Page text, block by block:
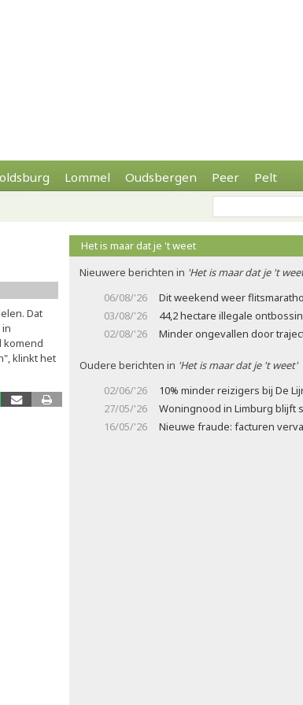
Lommel Oudsbergen Peer Pelt
Dat
komend
klinkt het
Het is maar dat je 't weet
Nieuwere berichten in 'Het is maar dat je 't
06/08/'26
Dit weekend weer
03/08/'26
44,2 hectare illegale
02/08/'26
Minder ongevallen door
Oudere berichten in 'Het is maar dat je 't weet'
02/06/'26
10% minder reizigers bij De
27/05/'26
Woningnood in Limburg blijft
16/05/'26
Nieuwe fraude: facturen